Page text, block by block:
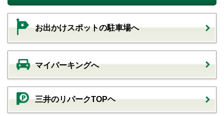
お出かけスポットの駐車場へ
マイパーキングへ
三井のリパークTOPヘ